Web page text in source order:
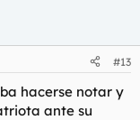
#13
hacerse notar y
ante su